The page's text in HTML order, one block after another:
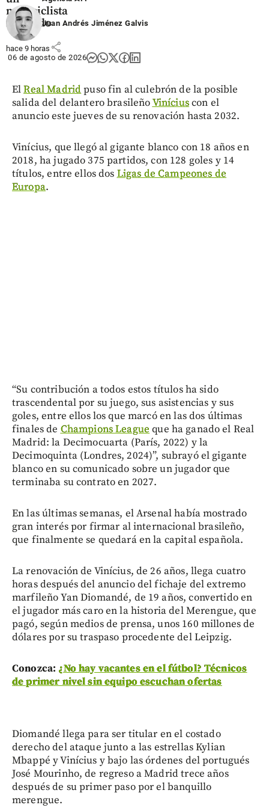
motociclista
fallecido
hace 9 horas share
Juan Andrés Jiménez Galvis
06 de agosto de 2026
ElReal Madridpuso fin al culebrón de la posible
salida del delantero brasileñoViníciuscon el
anuncio este jueves de su renovación hasta 2032.
Vinícius, que llegó al gigante blanco con 18 años en
2018, ha jugado 375 partidos, con 128 goles y 14
títulos, entre ellos dos Ligas de Campeones de
Europa.
“Su contribución a todos estos títulos ha sido
trascendental por su juego, sus asistencias y sus
goles, entre ellos los que marcó en las dos últimas
finales de Champions League que ha ganado el Real
Madrid: la Decimocuarta (París, 2022) y la
Decimoquinta (Londres, 2024)”, subrayó el gigante
blanco en su comunicado sobre un jugador que
terminaba su contrato en 2027.
En las últimas semanas, el Arsenal había mostrado
gran interés por firmar al internacional brasileño,
que finalmente se quedará en la capital española.
La renovación de Vinícius, de 26 años, llega cuatro
horas después del anuncio del fichaje del extremo
marfileño Yan Diomandé, de 19 años, convertido en
el jugador más caro en la historia del Merengue, que
pagó, según medios de prensa, unos 160 millones de
dólares por su traspaso procedente del Leipzig.
Conozca: ¿No hay vacantes en el fútbol? Técnicos
de primer nivel sin equipo escuchan ofertas
Diomandé llega para ser titular en el costado
derecho del ataque junto a las estrellas Kylian
Mbappé y Vinícius y bajo las órdenes del portugués
José Mourinho, de regreso a Madrid trece años
después de su primer paso por el banquillo
merengue.